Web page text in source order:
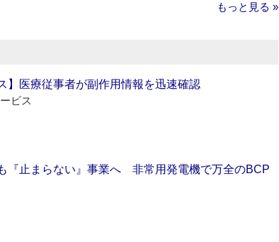
もっと見る »
】医療従事者が副作用情報を迅速確認
ビス
『止まらない』事業へ 非常用発電機で万全のBCP